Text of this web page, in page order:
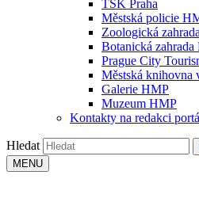
TSK Praha
Městská policie
Zoologická
Botanická
Prague City
Městská knihovna
Galerie HMP
Muzeum HMP
Kontakty na redakci
Hledat
MENU